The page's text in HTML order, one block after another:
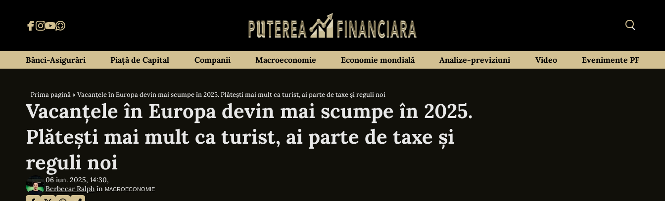
Bănci-Asigurări Piață de Capital Companii Macroeconomie Economie mondială Analize-previziuni Video Evenimente PF
Prima pagină»Vacanțele în Europa devin mai scumpe în 2025. Plătești mai mult ca turist, ai parte de taxe și reguli noi
Vacanțele în Europa devin mai scumpe în 2025.
Plătești mai mult ca turist, ai parte de taxe și
reguli noi
06 iun. 2025, 14:30,
Berbecar Ralph în MACROECONOMIE